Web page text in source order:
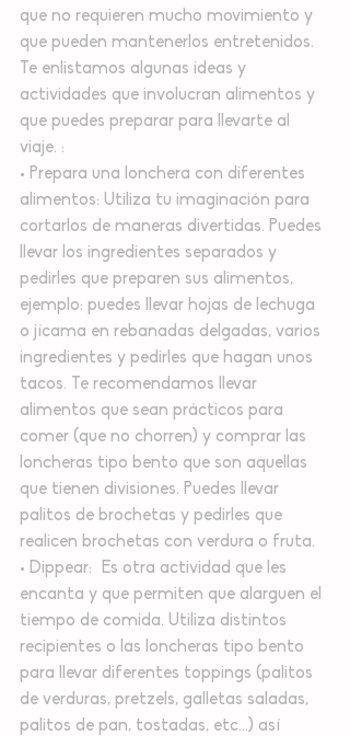
que no requieren mucho movimiento y
que pueden mantenerlos entretenidos.
Te enlistamos algunas ideas y
actividades que involucran alimentos y
que puedes preparar para llevarte al
viaje. :
• Prepara una lonchera con diferentes
alimentos: Utiliza tu imaginación para
cortarlos de maneras divertidas. Puedes
llevar los ingredientes separados y
pedirles que preparen sus alimentos,
ejemplo: puedes llevar hojas de lechuga
o jícama en rebanadas delgadas, varios
ingredientes y pedirles que hagan unos
tacos. Te recomendamos llevar
alimentos que sean prácticos para
comer (que no chorren) y comprar las
loncheras tipo bento que son aquellas
que tienen divisiones. Puedes llevar
palitos de brochetas y pedirles que
realicen brochetas con verdura o fruta.
• Dippear:  Es otra actividad que les
encanta y que permiten que alarguen el
tiempo de comida. Utiliza distintos
recipientes o las loncheras tipo bento
para llevar diferentes toppings (palitos
de verduras, pretzels, galletas saladas,
palitos de pan, tostadas, etc...) así